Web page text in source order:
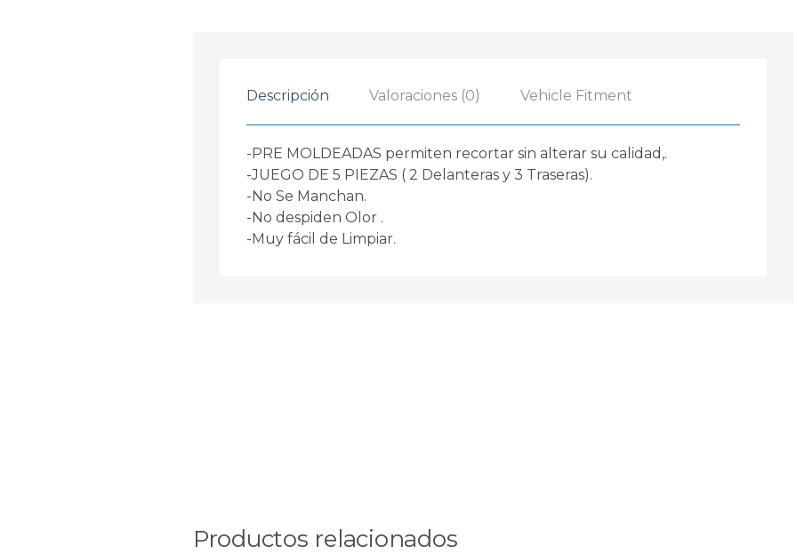
Descripción Valoraciones (0) Vehicle Fitment
-PRE MOLDEADAS permiten recortar sin alterar su calidad,.
-JUEGO DE 5 PIEZAS ( 2 Delanteras y 3 Traseras).
-No Se Manchan.
-No despiden Olor .
-Muy fácil de Limpiar.
Productos relacionados